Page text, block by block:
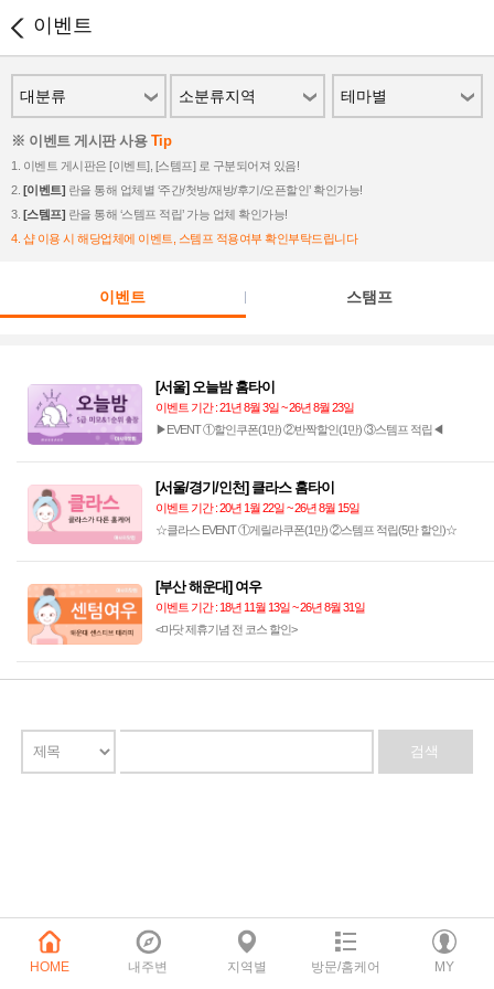
이벤트
대분류 소분류지역 테마별
※ 이벤트 게시판 사용 Tip
1. 이벤트 게시판은 [이벤트], [스템프] 로 구분되어져 있음!
2. [이벤트] 란을 통해 업체별 ‘주간/첫방/재방/후기/오픈할인’ 확인가능!
3. [스템프] 란을 통해 ‘스템프 적립’ 가능 업체 확인가능!
4. 샵 이용 시 해당업체에 이벤트, 스템프 적용여부 확인부탁드립니다
이벤트 스탬프
[서울] 오늘밤 홈타이
이벤트 기간 : 21년 8월 3일 ~ 26년 8월 23일
▶EVENT ①할인쿠폰(1만) ②반짝할인(1만) ③스템프 적립◀
[서울/경기/인천] 클라스 홈타이
이벤트 기간 : 20년 1월 22일 ~ 26년 8월 15일
☆클라스 EVENT ①게릴라쿠폰(1만) ②스템프 적립(5만 할인)☆
[부산 해운대] 여우
이벤트 기간 : 18년 11월 13일 ~ 26년 8월 31일
<마닷 제휴기념 전 코스 할인>
HOME 내주변 지역별 방문/홈케어 MY